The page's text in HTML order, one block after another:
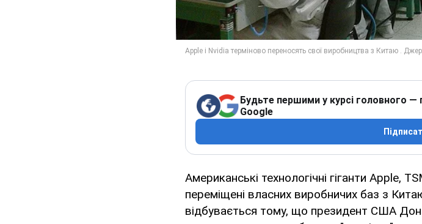
Будьте першими у курсі головного —
Google
Американські технологічні гіганти Apple,
переміщені власних виробничих баз з
відбувається тому, що президент США